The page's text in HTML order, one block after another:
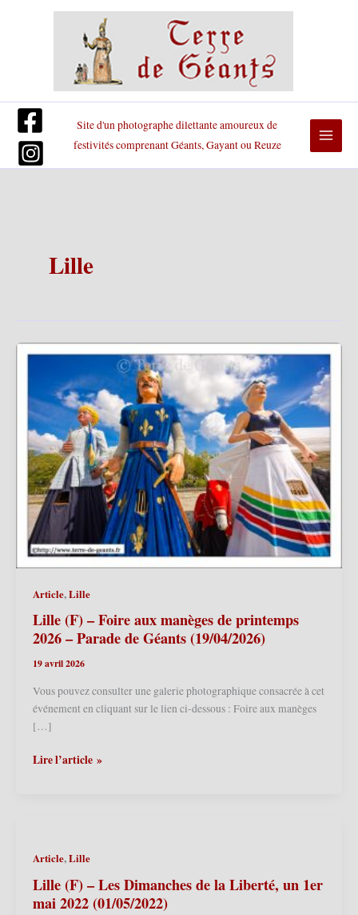
Site d'un photographe dilettante amoureux de
festivités comprenant Géants, Gayant ou Reuze
Lille
Article,Lille
Lille (F) – Foire aux manèges de printemps
2026 – Parade de Géants (19/04/2026)
19 avril 2026
Vous pouvez consulter une galerie photographique consacrée à cet
événement en cliquant sur le lien ci-dessous : Foire aux manèges
[…]
Lille
de
printemps
2026
Lire l’article »
Article,Lille
Lille (F) – Les Dimanches de la Liberté, un 1er
mai 2022 (01/05/2022)